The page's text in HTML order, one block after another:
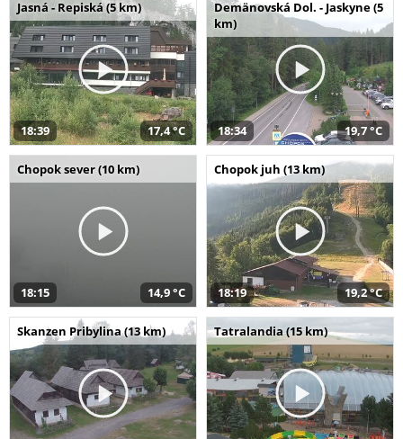
Jasná - Repiská (5 km)
18:39 17,4 °C
Demänovská Dol. - Jaskyne (5
km)
18:34 19,7 °C
Chopok sever (10 km)
18:15 14,9 °C
Chopok juh (13 km)
18:19 19,2 °C
Skanzen Pribylina (13 km) Tatralandia (15 km)